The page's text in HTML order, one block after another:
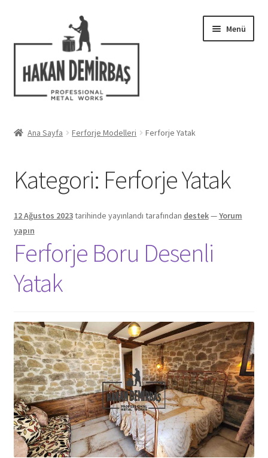
Menü
Ferforje Balkon
Ferforje Demir
Ferforje Kapı
Ferforje Korkuluk
Ferforje Tabela
Ferforje Yatak
Uygulamalar
Blog
Ana Sayfa Ferforje Modelleri Ferforje Yatak
Kategori: Ferforje Yatak
12 Ağustos 2023tarihinde yayınlandı tarafından destek—Yorum
yapın
Ferforje Boru Desenli
Yatak